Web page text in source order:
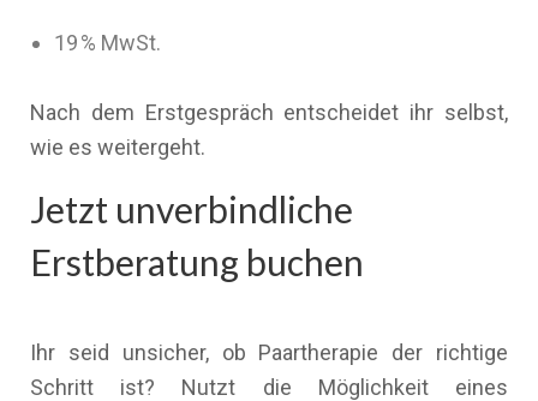
19 % MwSt.
Nach dem Erstgespräch entscheidet ihr selbst,
wie es weitergeht.
Jetzt unverbindliche
Erstberatung buchen
Ihr seid unsicher, ob Paartherapie der richtige
Schritt ist? Nutzt die Möglichkeit eines